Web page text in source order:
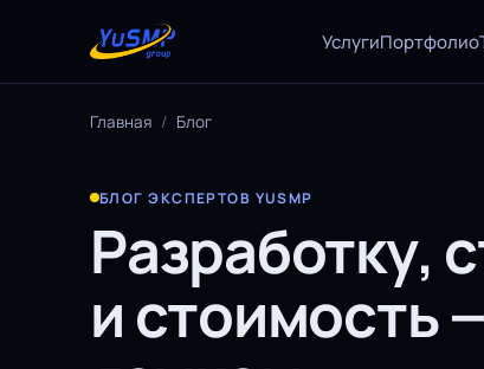
УслугиПортфолио
Главная / Блог
БЛОГ ЭКСПЕРТОВ YUSMP
Разработку,
и стоимость